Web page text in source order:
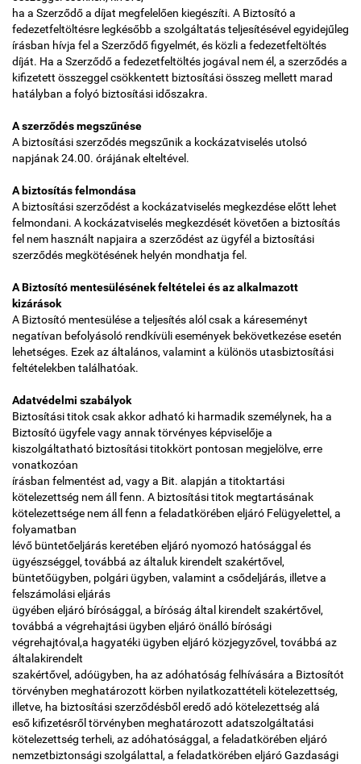
ha a Szerződő a díjat megfelelően kiegészíti. A Biztosító a
fedezetfeltöltésre legkésőbb a szolgáltatás teljesítésével egyidejűleg
írásban hívja fel a Szerződő figyelmét, és közli a fedezetfeltöltés
díját. Ha a Szerződő a fedezetfeltöltés jogával nem él, a szerződés a
kifizetett összeggel csökkentett biztosítási összeg mellett marad
hatályban a folyó biztosítási időszakra.
A szerződés megszűnése
A biztosítási szerződés megszűnik a kockázatviselés utolsó
napjának 24.00. órájának elteltével.
A biztosítás felmondása
A biztosítási szerződést a kockázatviselés megkezdése előtt lehet
felmondani. A kockázatviselés megkezdését követően a biztosítás
fel nem használt napjaira a szerződést az ügyfél a biztosítási
szerződés megkötésének helyén mondhatja fel.
A Biztosító mentesülésének feltételei és az alkalmazott
kizárások
A Biztosító mentesülése a teljesítés alól csak a káreseményt
negatívan befolyásoló rendkívüli események bekövetkezése esetén
lehetséges. Ezek az általános, valamint a különös utasbiztosítási
feltételekben találhatóak.
Adatvédelmi szabályok
Biztosítási titok csak akkor adható ki harmadik személynek, ha a
Biztosító ügyfele vagy annak törvényes képviselője a
kiszolgáltatható biztosítási titokkört pontosan megjelölve, erre
vonatkozóan
írásban felmentést ad, vagy a Bit. alapján a titoktartási
kötelezettség nem áll fenn. A biztosítási titok megtartásának
kötelezettsége nem áll fenn a feladatkörében eljáró Felügyelettel, a
folyamatban
lévő büntetőeljárás keretében eljáró nyomozó hatósággal és
ügyészséggel, továbbá az általuk kirendelt szakértővel,
büntetőügyben, polgári ügyben, valamint a csődeljárás, illetve a
felszámolási eljárás
ügyében eljáró bírósággal, a bíróság által kirendelt szakértővel,
továbbá a végrehajtási ügyben eljáró önálló bírósági
végrehajtóval,a hagyatéki ügyben eljáró közjegyzővel, továbbá az
általakirendelt
szakértővel, adóügyben, ha az adóhatóság felhívására a Biztosítót
törvényben meghatározott körben nyilatkozattételi kötelezettség,
illetve, ha biztosítási szerződésből eredő adó kötelezettség alá
eső kifizetésről törvényben meghatározott adatszolgáltatási
kötelezettség terheli, az adóhatósággal, a feladatkörében eljáró
nemzetbiztonsági szolgálattal, a feladatkörében eljáró Gazdasági